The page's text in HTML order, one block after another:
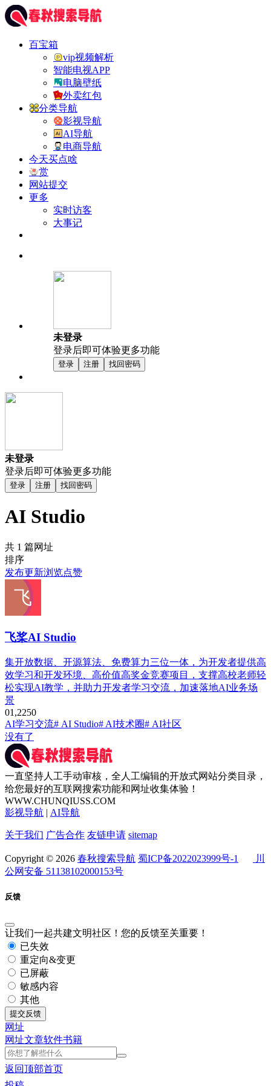
百宝箱
vip视频解析
智能电视APP
电脑壁纸
外卖红包
分类导航
影视导航
AI导航
电商导航
今天买点啥
赏
网站提交
更多
实时访客
大事记
未登录
登录后即可体验更多功能
登录 注册 找回密码
未登录
登录后即可体验更多功能
登录 注册 找回密码
AI Studio
共 1 篇网址
排序
发布更新浏览点赞
飞桨AI Studio
集开放数据、开源算法、免费算力三位一体，为开发者提供高
效学习和开发环境、高价值高奖金竞赛项目，支撑高校老师轻
松实现AI教学，并助力开发者学习交流，加速落地AI业务场
景
01,2250
AI学习交流# AI Studio# AI技术圈# AI社区
没有了
一直坚持人工手动审核，全人工编辑的开放式网站分类目录，
给您最好的互联网搜索功能和网址收集体验！
WWW.CHUNQIUSS.COM
影视导航 | AI导航
关于我们 广告合作 友链申请 sitemap
Copyright © 2026 春秋搜索导航 蜀ICP备2022023999号-1
川
公网安备 51138102000153号
反馈
让我们一起共建文明社区！您的反馈至关重要！
已失效
重定向&变更
已屏蔽
敏感内容
其他
提交反馈
网址
网址文章软件书籍
返回顶部首页